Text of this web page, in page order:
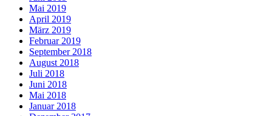
Mai 2019
April 2019
März 2019
Februar 2019
September 2018
August 2018
Juli 2018
Juni 2018
Mai 2018
Januar 2018